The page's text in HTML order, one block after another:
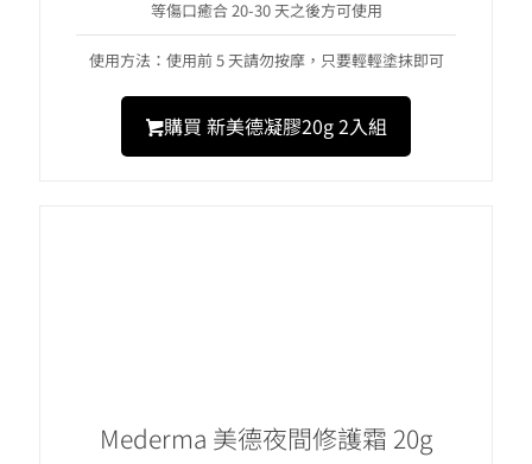
等傷口癒合 20-30 天之後方可使用
使用方法：使用前 5 天請勿按摩，只要輕輕塗抹即可
購買 新美德凝膠20g 2入組
Mederma 美德夜間修護霜 20g